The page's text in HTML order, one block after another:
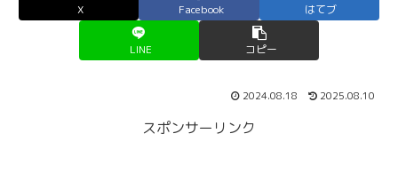
X Facebook はてブ
LINE コピー
2024.08.18 2025.08.10
スポンサーリンク